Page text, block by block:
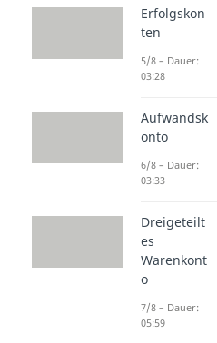
sogenannten
1€
machen,
komplett
wenn die
erfolgt die
Erfolgskon
ten
5/8 – Dauer:
03:28
Aufwandsk
onto
6/8 – Dauer:
03:33
Dreigeteilt
es
Warenkont
o
7/8 – Dauer:
05:59